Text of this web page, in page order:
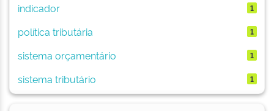
indicador 1
política tributária 1
sistema orçamentário 1
sistema tributário 1